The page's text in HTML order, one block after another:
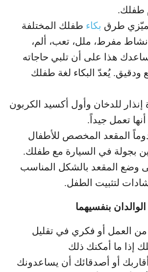
طفلك.
طرق بكاء طفلك المختلفة
نشاط مفرط، ملل، تعب، ألم،
هذا على أن تلبي حاجاته
يُعدّ البكاء لغة طفلك
للدخان وأول أكسيد الكربون
تعمل جيداً.
المقعد المخصص للأطفال
بجولة في السيارة مع طفلك.
وضع المقعد بالشكل المناسب
لتثبيت الطفل.
بنفسيهما
العمل أو فكري في تقليل
إذا ما أمكنك ذلك
أو أصدقائك أن يساعدونك